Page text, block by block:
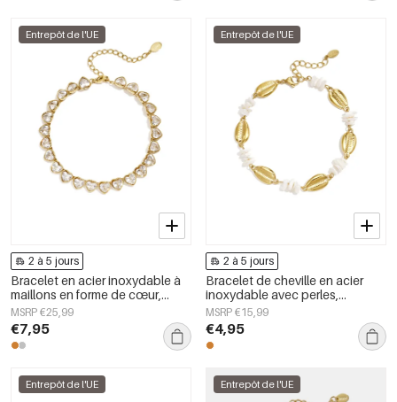
Entrepôt de l'UE
2 à 5 jours
Bracelet en acier inoxydable à
maillons en forme de cœur,
collection Daily Simple, bijoux
pour femmes
MSRP €25,99
€7,95
Entrepôt de l'UE
2 à 5 jours
Bracelet de cheville en acier
inoxydable avec perles,
collection Simple Daily Simple,
bijoux pour femmes
MSRP €15,99
€4,95
Entrepôt de l'UE Entrepôt de l'UE